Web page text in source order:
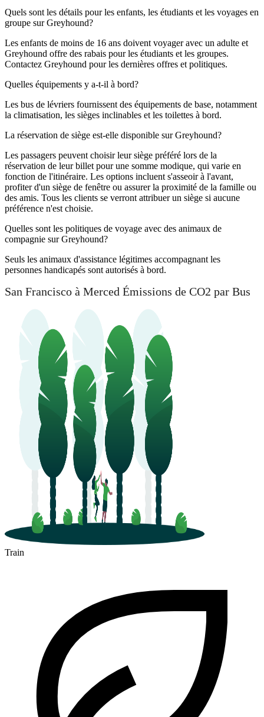
Quels sont les détails pour les enfants, les étudiants et les voyages en
groupe sur Greyhound?
Les enfants de moins de 16 ans doivent voyager avec un adulte et
Greyhound offre des rabais pour les étudiants et les groupes.
Contactez Greyhound pour les dernières offres et politiques.
Quelles équipements y a-t-il à bord?
Les bus de lévriers fournissent des équipements de base, notamment
la climatisation, les sièges inclinables et les toilettes à bord.
La réservation de siège est-elle disponible sur Greyhound?
Les passagers peuvent choisir leur siège préféré lors de la
réservation de leur billet pour une somme modique, qui varie en
fonction de l'itinéraire. Les options incluent s'asseoir à l'avant,
profiter d'un siège de fenêtre ou assurer la proximité de la famille ou
des amis. Tous les clients se verront attribuer un siège si aucune
préférence n'est choisie.
Quelles sont les politiques de voyage avec des animaux de
compagnie sur Greyhound?
Seuls les animaux d'assistance légitimes accompagnant les
personnes handicapés sont autorisés à bord.
San Francisco à Merced Émissions de CO2 par Bus
Train